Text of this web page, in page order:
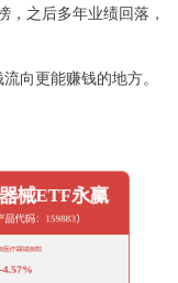
之后多年业绩回落，
向更能赚钱的地方。